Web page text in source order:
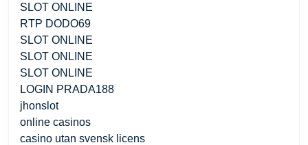
SLOT ONLINE
RTP DODO69
SLOT ONLINE
SLOT ONLINE
SLOT ONLINE
LOGIN PRADA188
jhonslot
online casinos
casino utan svensk licens